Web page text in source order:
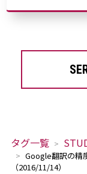
タグ一覧
Google翻訳の精
（2016/11/14）